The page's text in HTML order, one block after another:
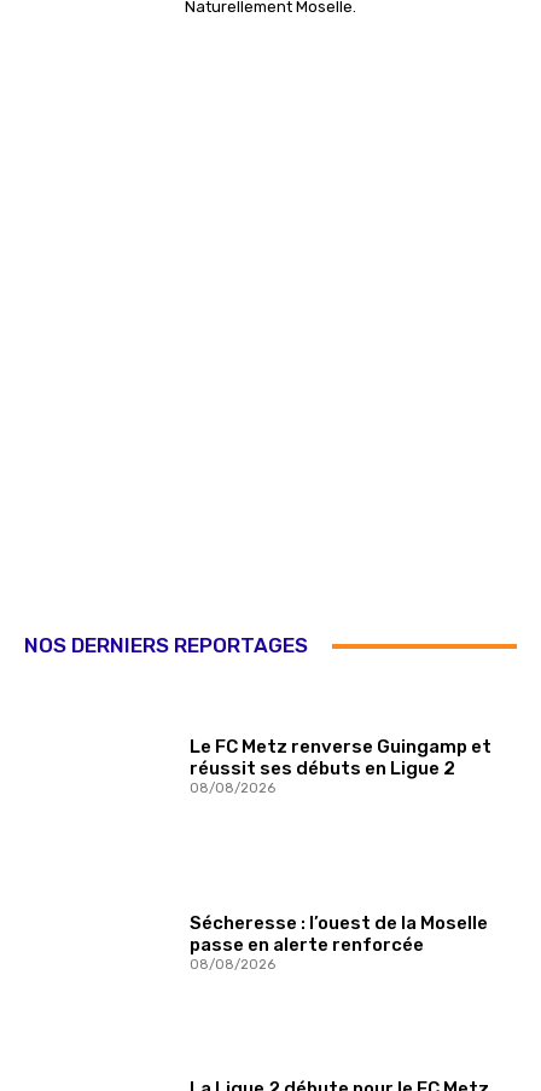
Naturellement Moselle.
NOS DERNIERS REPORTAGES
Le FC Metz renverse Guingamp et
réussit ses débuts en Ligue 2
08/08/2026
Sécheresse : l’ouest de la Moselle
passe en alerte renforcée
08/08/2026